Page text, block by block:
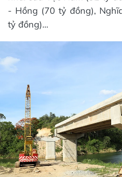
- Hồng (70 tỷ đồng),
tỷ đồng)...